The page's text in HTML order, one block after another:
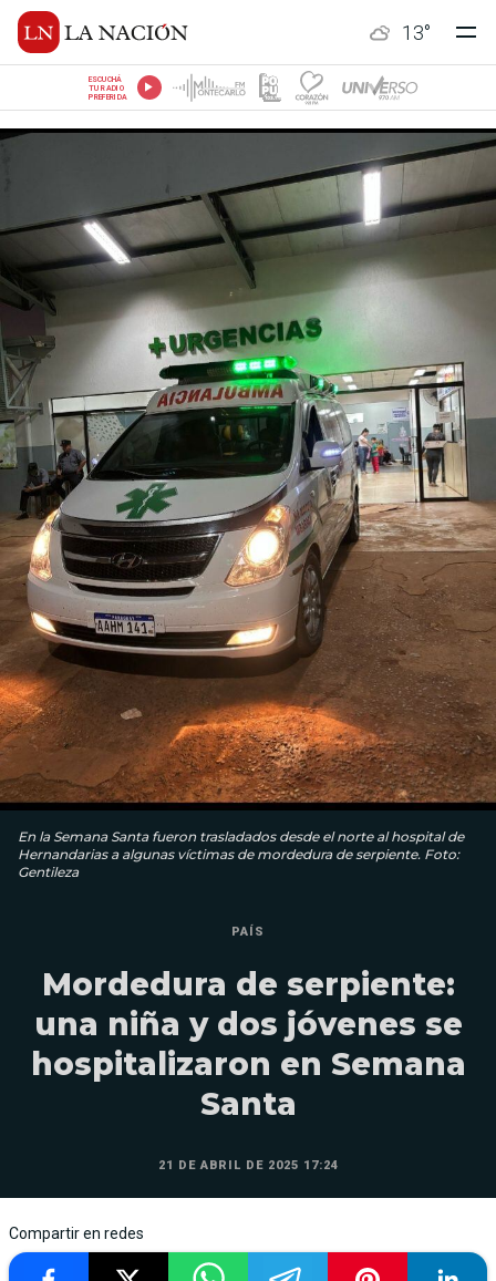
13°
ESCUCHÁ
TU RADIO
PREFERIDA
En la Semana Santa fueron trasladados desde el norte al hospital de
Hernandarias a algunas víctimas de mordedura de serpiente. Foto:
Gentileza
PAÍS
Mordedura de serpiente:
una niña y dos jóvenes se
hospitalizaron en Semana
Santa
21 DE ABRIL DE 2025 17:24
Compartir en redes